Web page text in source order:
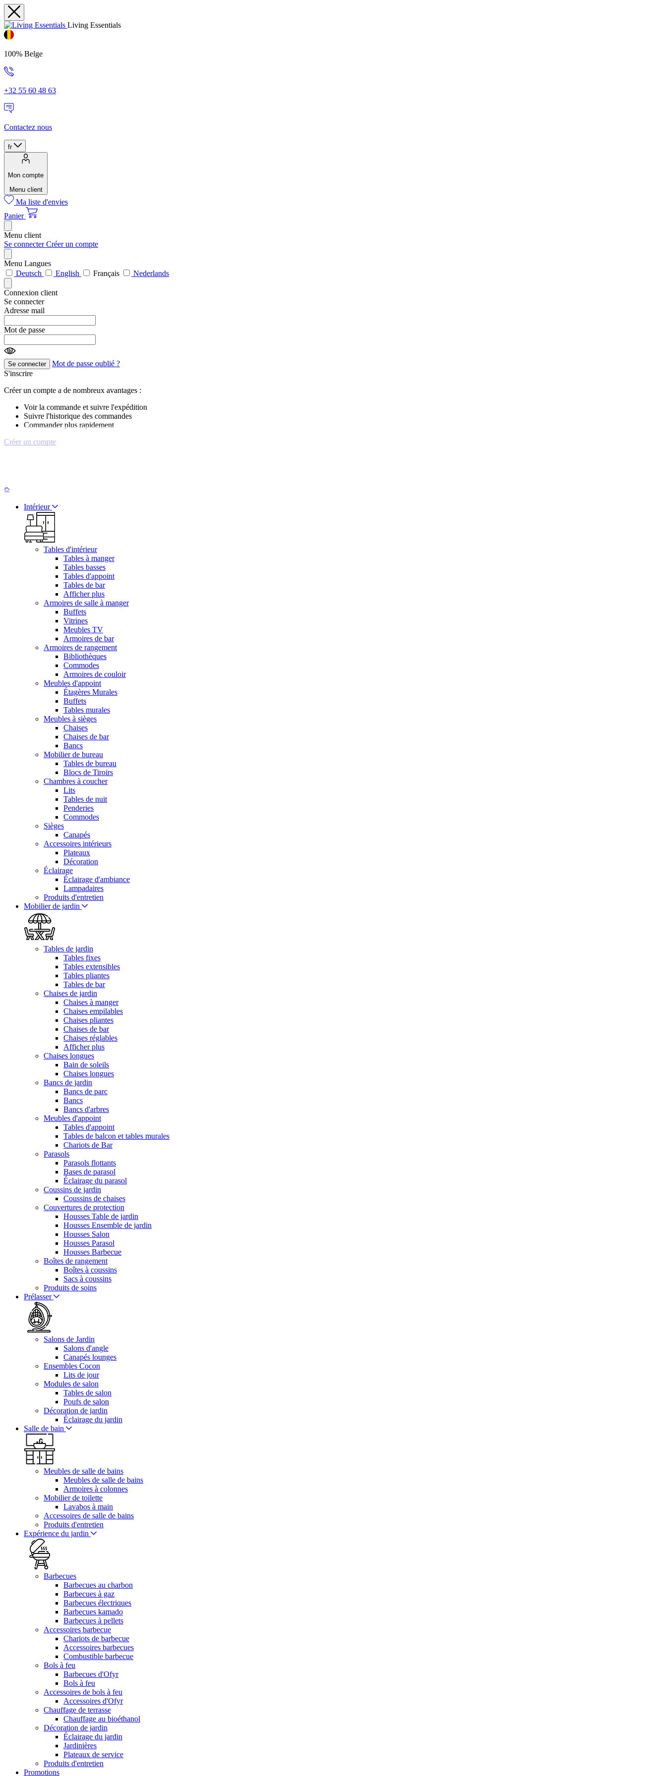
Living Essentials
100% Belge
+32 55 60 48 63
Contactez nous
fr
Mon compte
Menu client
Ma liste d'envies
Panier
Menu client
Se connecterCréer un compte
Menu Langues
Deutsch
English Français Nederlands
Connexion client
Se connecter
Adresse mail
Mot de passe
Se connecter
Mot de passe oublié ?
S'inscrire
Créer un compte a de nombreux avantages :
Voir la commande et suivre l'expédition
Suivre l'historique des commandes
Commander plus rapidement
Créer un compte
Intérieur
Tables d'intérieur
Tables à manger
Tables basses
Tables d'appoint
Tables de bar
Afficher plus
Armoires de salle à manger
Buffets
Vitrines
Meubles TV
Armoires de bar
Armoires de rangement
Bibliothèques
Commodes
Armoires de couloir
Meubles d'appoint
Étagères Murales
Buffets
Tables murales
Meubles à sièges
Chaises
Chaises de bar
Bancs
Mobilier de bureau
Tables de bureau
Blocs de Tiroirs
Chambres à coucher
Lits
Tables de nuit
Penderies
Commodes
Sièges
Canapés
Accessoires intérieurs
Plateaux
Décoration
Éclairage
Éclairage d'ambiance
Lampadaires
Produits d'entretien
Mobilier de jardin
Tables de jardin
Tables fixes
Tables extensibles
Tables pliantes
Tables de bar
Chaises de jardin
Chaises à manger
Chaises empilables
Chaises pliantes
Chaises de bar
Chaises réglables
Afficher plus
Chaises longues
Bain de soleils
Chaises longues
Bancs de jardin
Bancs de parc
Bancs
Bancs d'arbres
Meubles d'appoint
Tables d'appoint
Tables de balcon et tables murales
Chariots de Bar
Parasols
Parasols flottants
Bases de parasol
Éclairage du parasol
Coussins de jardin
Coussins de chaises
Couvertures de protection
Housses Table de jardin
Housses Ensemble de jardin
Housses Salon
Housses Parasol
Housses Barbecue
Boîtes de rangement
Boîtes à coussins
Sacs à coussins
Produits de soins
Prélasser
Salons de Jardin
Salons d'angle
Canapés lounges
Ensembles Cocon
Lits de jour
Modules de salon
Tables de salon
Poufs de salon
Décoration de jardin
Éclairage du jardin
Salle de bain
Meubles de salle de bains
Meubles de salle de bains
Armoires à colonnes
Mobilier de toilette
Lavabos à main
Accessoires de salle de bains
Produits d'entretien
Expérience du jardin
Barbecues
Barbecues au charbon
Barbecues à gaz
Barbecues électriques
Barbecues kamado
Barbecues à pellets
Accessoires barbecue
Chariots de barbecue
Accessoires barbecues
Combustible barbecue
Bols à feu
Barbecues d'Ofyr
Bols à feu
Accessoires de bols à feu
Accessoires d'Ofyr
Chauffage de terrasse
Chauffage au bioéthanol
Décoration de jardin
Éclairage du jardin
Jardinières
Plateaux de service
Produits d'entretien
Promotions